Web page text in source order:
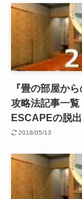
『畳の部屋から
攻略法記事一
ESCAPEの脱
2018/05/13